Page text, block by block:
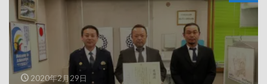
2020年2月29日